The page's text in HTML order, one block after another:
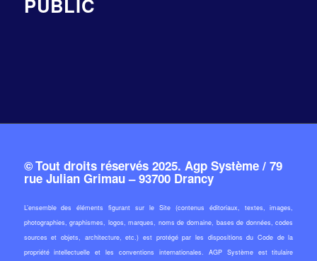
PUBLIC
© Tout droits réservés 2025. Agp Système / 79
rue Julian Grimau – 93700 Drancy
L’ensemble des éléments figurant sur le Site (contenus éditoriaux, textes, images,
photographies, graphismes, logos, marques, noms de domaine, bases de données, codes
sources et objets, architecture, etc.) est protégé par les dispositions du Code de la
propriété intellectuelle et les conventions internationales. AGP Système est titulaire